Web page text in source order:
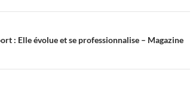
: Elle évolue et se professionnalise – Magazine